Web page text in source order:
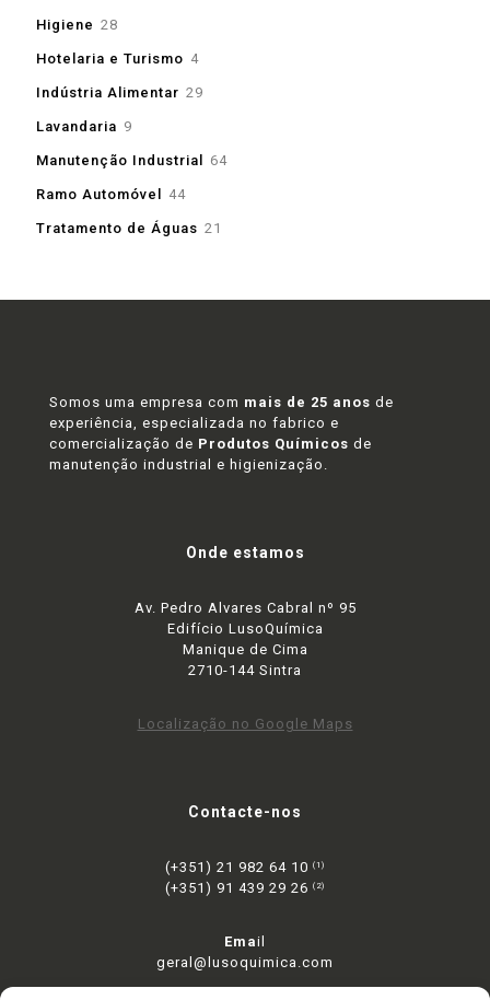
Higiene 28
Hotelaria e Turismo 44
Indústria Alimentar 29
Lavandaria 9
Manutenção Industrial
6464
Ramo Automóvel
4444
Tratamento de Águas 21
Somos uma empresa com mais de 25 anos de
experiência, especializada no fabrico e
comercialização de Produtos Químicos de
manutenção industrial e higienização.
Onde estamos
Av. Pedro Alvares Cabral nº 95
Edifício LusoQuímica
Manique de Cima
2710-144 Sintra
Localização no Google Maps
Contacte-nos
(+351) 21 982 64 10 (1)
(+351) 91 439 29 26 (2)
Email
geral@lusoquimica.com